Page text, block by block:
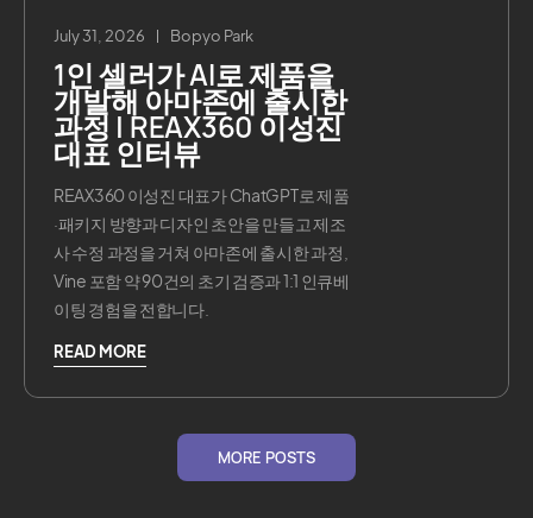
July 31, 2026 Bopyo Park
1인 셀러가 AI로 제품을
개발해 아마존에 출시한
과정 | REAX360 이성진
대표 인터뷰
REAX360 이성진 대표가 ChatGPT로 제품
·패키지 방향과 디자인 초안을 만들고 제조
사 수정 과정을 거쳐 아마존에 출시한 과정,
Vine 포함 약 90건의 초기 검증과 1:1 인큐베
이팅 경험을 전합니다.
READ MORE
MORE POSTS